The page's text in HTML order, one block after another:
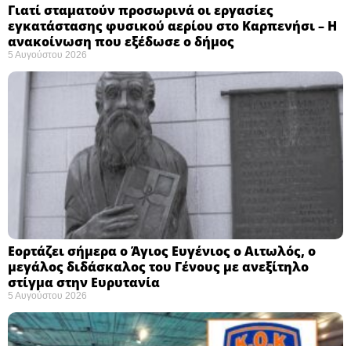
Γιατί σταματούν προσωρινά οι εργασίες
εγκατάστασης φυσικού αερίου στο Καρπενήσι – Η
ανακοίνωση που εξέδωσε ο δήμος
5 Αυγούστου 2026
Εορτάζει σήμερα ο Άγιος Ευγένιος ο Αιτωλός, ο
μεγάλος διδάσκαλος του Γένους με ανεξίτηλο
στίγμα στην Ευρυτανία
5 Αυγούστου 2026